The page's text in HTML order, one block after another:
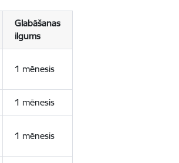
Glabāšanas
ilgums
1 mēnesis
1 mēnesis
1 mēnesis